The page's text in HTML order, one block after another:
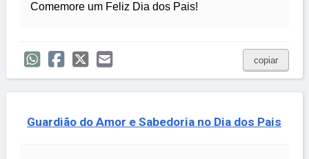
Comemore um Feliz Dia dos Pais!
copiar
Guardião do Amor e Sabedoria no Dia dos Pais